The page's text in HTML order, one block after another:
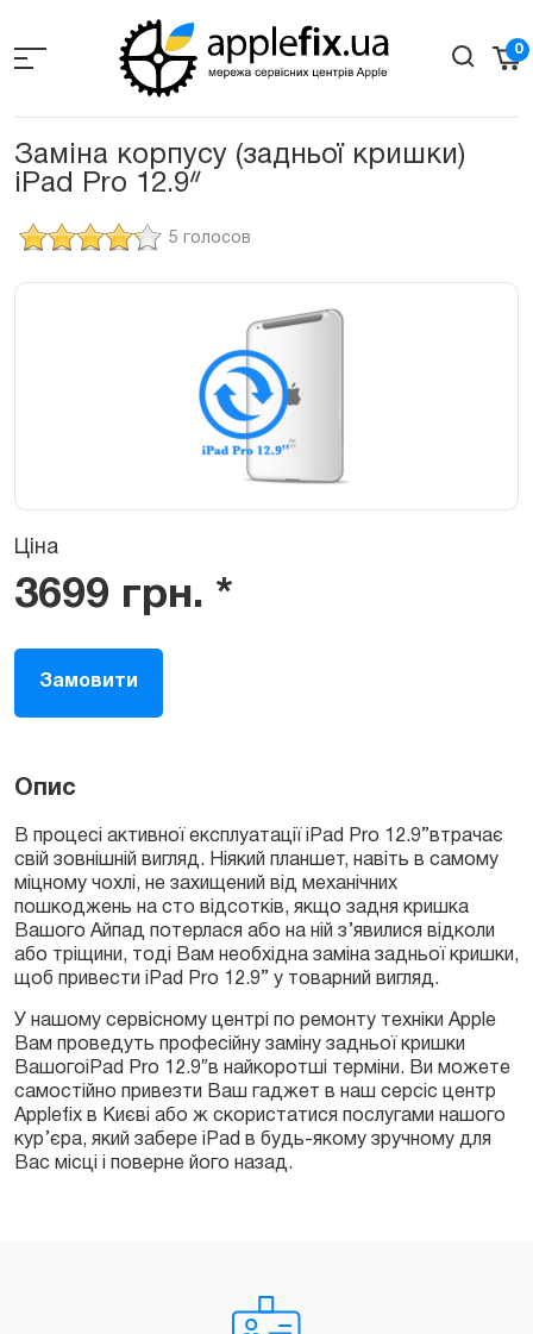
the
0
Заміна корпусу (задньої кришки)
iPad Pro 12.9ᐥ
5 голосов
Ціна
3699 грн. *
Замовити
Опис
В процесі активної експлуатації iPad Pro 12.9”втрачає
свій зовнішній вигляд. Ніякий планшет, навіть в самому
міцному чохлі, не захищений від механічних
пошкоджень на сто відсотків, якщо задня кришка
Вашого Айпад потерлася або на ній з’явилися відколи
або тріщини, тоді Вам необхідна заміна задньої кришки,
щоб привести iPad Pro 12.9” у товарний вигляд.
У нашому сервісному центрі по ремонту техніки Apple
Вам проведуть професійну заміну задньої кришки
ВашогоiPad Pro 12.9″в найкоротші терміни. Ви можете
самостійно привезти Ваш гаджет в наш серсіс центр
Applefix в Києві або ж скористатися послугами нашого
кур’єра, який забере iPad в будь-якому зручному для
Вас місці і поверне його назад.